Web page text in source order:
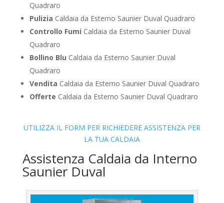
Quadraro
Pulizia Caldaia da Esterno Saunier Duval Quadraro
Controllo Fumi Caldaia da Esterno Saunier Duval
Quadraro
Bollino Blu Caldaia da Esterno Saunier Duval
Quadraro
Vendita Caldaia da Esterno Saunier Duval Quadraro
Offerte Caldaia da Esterno Saunier Duval Quadraro
UTILIZZA IL FORM PER RICHIEDERE ASSISTENZA PER
LA TUA CALDAIA
Assistenza Caldaia da Interno
Saunier Duval